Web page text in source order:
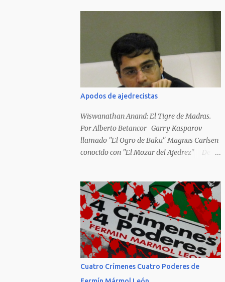
en muchos casos destruidos por las llamas
del fuego como sucedió con los generales y
poetas japoneses Masaharu Homma y
Hideky Tojo. Mejor suerte no corrieron los
poetas alemanes, italianos o los franceses
que acariciaron la causa nacional socialista,
sus nombres con sus escritos de...
Apodos de ajedrecistas
Wiswanathan Anand: El Tigre de Madras.
Por Alberto Betancor Garry Kasparov
llamado "El Ogro de Baku" Magnus Carlsen
conocido con "El Mozar del Ajedrez" Desde
colocar apodos, motes, alias,sobrenombres,
seudónimos, apelativos y remoquetes. El
juego ciencia no escapa de esto y hemos
tenido una serie de apodos para las estrellas
del ajedrez, en algunos casos muy
originales. Aquí les dejo una breve lista con
algunos de los nombres de los más
Cuatro Crímenes Cuatro Poderes de